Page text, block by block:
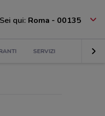
Sei qui: Roma - 00135
SERVIZI